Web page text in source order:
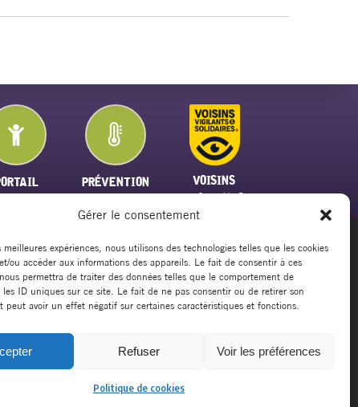
Gérer le consentement
meilleures expériences, nous utilisons des technologies telles que les cookies
ou accéder aux informations des appareils. Le fait de consentir à ces
permettra de traiter des données telles que le comportement de
les ID uniques sur ce site. Le fait de ne pas consentir ou de retirer son
peut avoir un effet négatif sur certaines caractéristiques et fonctions.
Refuser Voir les préférences
Politique de cookies
PRÉVENTION
VOISINS
VIGILANTS